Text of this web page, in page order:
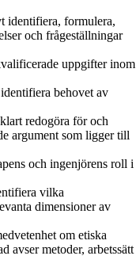
identifiera, formulera,
och frågeställningar
uppgifter inom
behovet av
redogöra för och
argument som ligger till
och ingenjörens roll i
vilka
dimensioner av
om etiska
avser metoder, arbetssätt